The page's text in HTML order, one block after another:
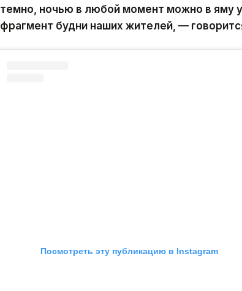
темно, ночью в любой момент можно в яму
фрагмент будни наших жителей, —
Посмотреть эту публикацию в Instagram